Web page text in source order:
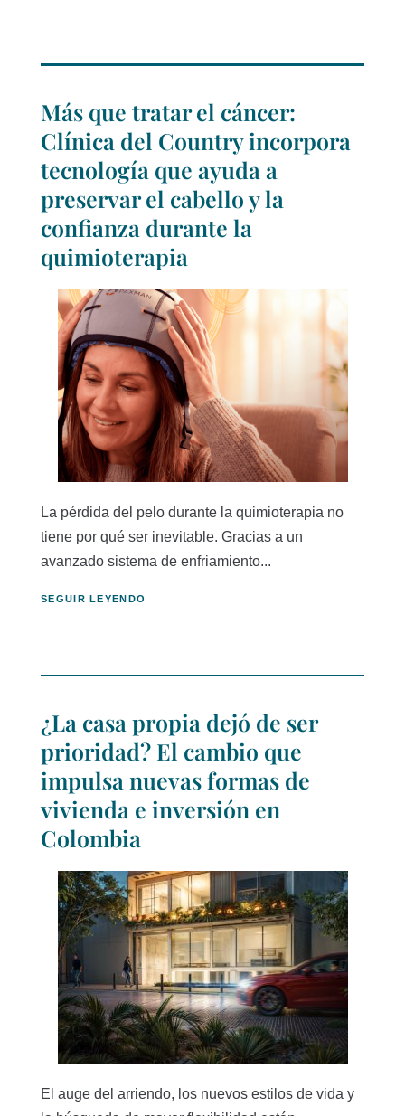
Más que tratar el cáncer:
Clínica del Country incorpora
tecnología que ayuda a
preservar el cabello y la
confianza durante la
quimioterapia
La pérdida del pelo durante la quimioterapia no
tiene por qué ser inevitable. Gracias a un
avanzado sistema de enfriamiento...
SEGUIR LEYENDO
¿La casa propia dejó de ser
prioridad? El cambio que
impulsa nuevas formas de
vivienda e inversión en
Colombia
El auge del arriendo, los nuevos estilos de vida y